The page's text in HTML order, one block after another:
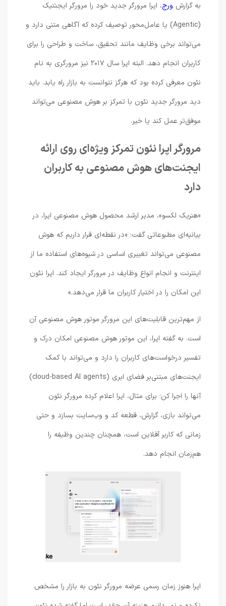
به گزارش ورج، اپرا مرورگر جدید خود را مرورگر ایجنتیک
(Agentic) یا عامل‌محور توصیف کرده که آگاهی متنی دارد و
می‌تواند برخی وظایف مانند تحقیق، ساخت و طراحی را برای
کاربران انجام دهد. البته اپرا سال ۲۰۱۷ نیز مرورگری به نام
نئون معرفی کرده بود که هرگز نتوانست به بازار راه یابد. باید
دید مرورگر جدید نئون با تمرکز بر هوش مصنوعی می‌تواند
موفق‌تر عمل کند یا خیر.
مرورگر اپرا نئون تمرکز ویژه‌ای روی ارائه
ایجنت‌های هوش مصنوعی به کاربران
«هنریک لکسو»، مدیر ارشد محصول هوش مصنوعی اپرا، در
بیانیه‌ای مطبوعاتی گفت: «در نقطه‌ای قرار داریم که هوش
مصنوعی می‌تواند تغییری اساسی در شیوه‌های استفاده ما از
اینترنت و انجام انواع وظایف در مرورگر ایجاد کند. اپرا نئون
این امکان را در اختیار کاربران ما قرار می‌دهد.»
از مهم‌ترین قابلیت‌های این مرورگر موتور هوش مصنوعی آن
است. به گفته اپرا، این موتور هوش مصنوعی امکان درک و
تفسیر درخواست‌های کاربران را دارد و می‌تواند با کمک
ایجنت‌های مبتنی‌بر فضای ابری (cloud-based AI agents)
آنها را اجرا کن؛ برای مثال، اپرا اعلام کرده مرورگر نئون
می‌تواند بازی، گزارش، قطعه کد و وب‌سایت بسازد و حتی
زمانی که کاربر آفلاین است، همچنان چندین وظیفه را
هم‌زمان انجام دهد.
اپرا هنوز زمان رسمی عرضه مرورگر نئون به بازار را مشخص